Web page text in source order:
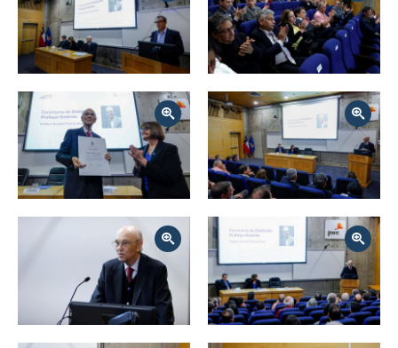
Zoom Zoom
Zoom